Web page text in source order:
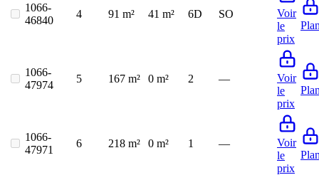
1066-
46840
4 91 m² 41 m² 6D SO
Voir
le
prix
1066-
47974
5 167 m² 0 m² 2 —
Voir
le
prix
1066-
47971
6 218 m² 0 m² 1 —
Voir
le
prix